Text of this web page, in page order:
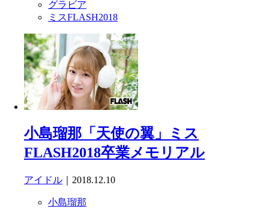
グラビア
ミスFLASH2018
小島瑠那「天使の翼」ミス
FLASH2018卒業メモリアル
アイドル ｜2018.12.10
小島瑠那